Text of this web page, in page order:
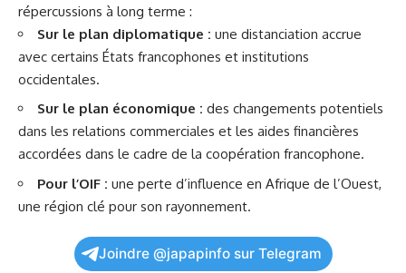
répercussions à long terme :
Sur le plan diplomatique : une distanciation accrue
avec certains États francophones et institutions
occidentales.
Sur le plan économique : des changements potentiels
dans les relations commerciales et les aides financières
accordées dans le cadre de la coopération francophone.
Pour l’OIF : une perte d’influence en Afrique de l’Ouest,
une région clé pour son rayonnement.
Joindre @japapinfo sur Telegram